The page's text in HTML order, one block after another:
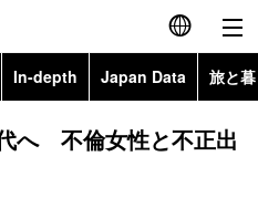
English
简体字
In-depth Japan Data 旅と
Topics
へ 不倫女性と不正出